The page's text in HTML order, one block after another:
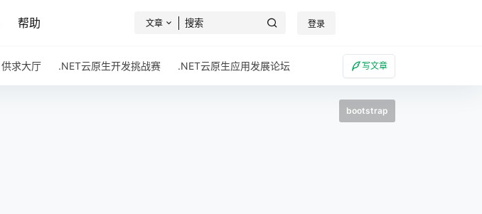
帮助 文章 登录
供求大厅 .NET云原生开发挑战赛 .NET云原生应用发展论坛 写文章
bootstrap